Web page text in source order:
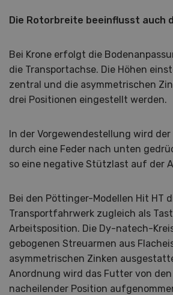
Die Rotorbreite beeinflusst auch
Bei Krone erfolgt die
die Transportachse. Die Höhen
zentral und die asymmetrischen
drei Positionen eingestellt werden.
In der Vorgewendestellung wird
durch eine Feder nach unten
so eine negative Stützlast auf der
Bei den Pöttinger-Modellen Hit HT
Transportfahrwerk zugleich als
Arbeitsposition. Die Dy-natech-
gebogenen Streuarmen aus
asymmetrischen Zinken
Anordnung wird das Futter von
nacheilender Position